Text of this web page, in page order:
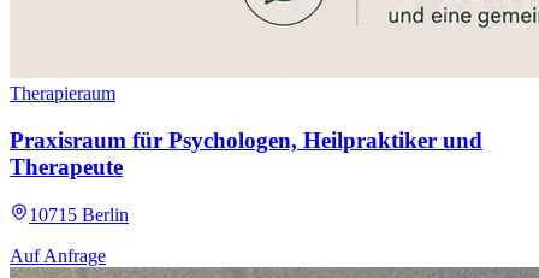
Therapieraum
Praxisraum für Psychologen, Heilpraktiker und
Therapeute
10715 Berlin
Auf Anfrage